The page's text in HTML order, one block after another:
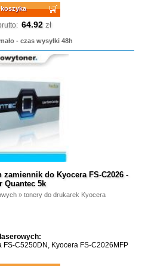
64.92 zł
- czas wysyłki 48h
zamiennik do Kyocera FS-C2026 -
Quantec 5k
» tonery do drukarek Kyocera
FS-C5250DN, Kyocera FS-C2026MFP